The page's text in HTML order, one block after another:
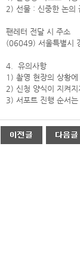
2) 선물 : 신중한 논의
팬레터 전달 시 주소
(06049) 서울특별시
4. 유의사항
1) 촬영 현장의 상황
2) 신청 양식이 지켜지
3) 서포트 진행 순서는